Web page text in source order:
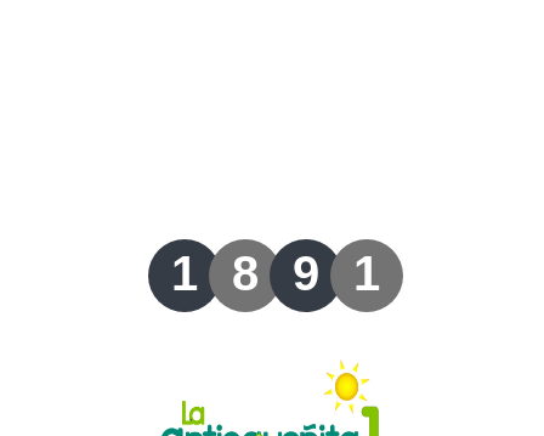
Lotería de Bogotá
1 8 9 1